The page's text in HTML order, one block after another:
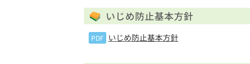
いじめ防止基本方針
PDF いじめ防止基本方針